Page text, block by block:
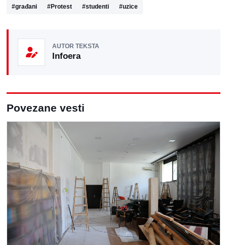
#građani #Protest #studenti #uzice
AUTOR TEKSTA
Infoera
Povezane vesti